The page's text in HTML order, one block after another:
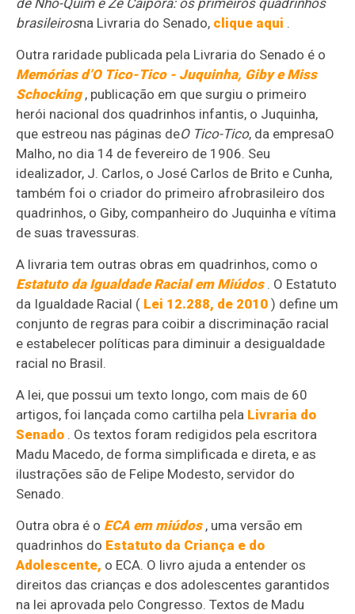
de Nhô-Quim e Zé Caipora: os primeiros quadrinhos
brasileirosna Livraria do Senado, clique aqui .
Outra raridade publicada pela Livraria do Senado é o
Memórias d’O Tico-Tico - Juquinha, Giby e Miss
Schocking , publicação em que surgiu o primeiro
herói nacional dos quadrinhos infantis, o Juquinha,
que estreou nas páginas deO Tico-Tico, da empresaO
Malho, no dia 14 de fevereiro de 1906. Seu
idealizador, J. Carlos, o José Carlos de Brito e Cunha,
também foi o criador do primeiro afrobrasileiro dos
quadrinhos, o Giby, companheiro do Juquinha e vítima
de suas travessuras.
A livraria tem outras obras em quadrinhos, como o
Estatuto da Igualdade Racial em Miúdos . O Estatuto
da Igualdade Racial ( Lei 12.288, de 2010 ) define um
conjunto de regras para coibir a discriminação racial
e estabelecer políticas para diminuir a desigualdade
racial no Brasil.
A lei, que possui um texto longo, com mais de 60
artigos, foi lançada como cartilha pela Livraria do
Senado . Os textos foram redigidos pela escritora
Madu Macedo, de forma simplificada e direta, e as
ilustrações são de Felipe Modesto, servidor do
Senado.
Outra obra é o ECA em miúdos , uma versão em
quadrinhos do Estatuto da Criança e do
Adolescente, o ECA. O livro ajuda a entender os
direitos das crianças e dos adolescentes garantidos
na lei aprovada pelo Congresso. Textos de Madu